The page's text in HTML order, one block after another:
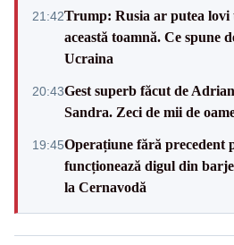
21:42Trump: Rusia ar putea lovi
această toamnă. Ce spune
Ucraina
20:43Gest superb făcut de
Sandra. Zeci de mii de
19:45Operațiune fără precedent
funcționează digul din
la Cernavodă